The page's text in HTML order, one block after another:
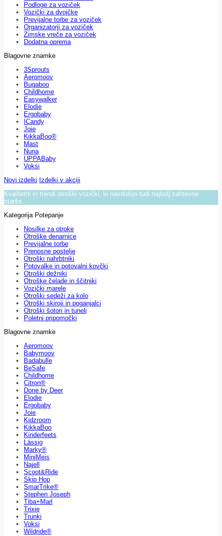
Podloge za voziček
Vozički za dvojčke
Previjalne torbe za voziček
Organizatorji za voziček
Zimske vreče za voziček
Dodatna oprema
Blagovne znamke
3Sprouts
Aeromoov
Bugaboo
Childhome
Easywalker
Elodie
Ergobaby
ICandy
Joie
KikkaBoo®
Mast
Nuna
UPPABaby
Voksi
Novi izdelki Izdelki v akciji
Kvalitetni in trendi otroški vozički, ki navdušijo tudi najbolj zahtevne
starše.
Kategorija Potepanje
Nosilke za otroke
Otroške denarnice
Previjalne torbe
Prenosne postelje
Otroški nahrbtniki
Potovalke in potovalni kovčki
Otroški dežniki
Otroške čelade in ščitniki
Vozički marele
Otroški sedeži za kolo
Otroški skiroji in poganjalci
Otroški šotori in tuneli
Poletni pripomočki
Blagovne znamke
Aeromoov
Babymoov
Badabulle
BeSafe
Childhome
Citron®
Done by Deer
Elodie
Ergobaby
Joie
Kidzroom
KikkaBoo
Kinderfeets
Lässig
Marky®
MiniMeis
Najell
Scoot&Ride
Skip Hop
SmarTrike®
Stephen Joseph
Tiba+Marl
Trixie
Trunki
Voksi
Wildride®